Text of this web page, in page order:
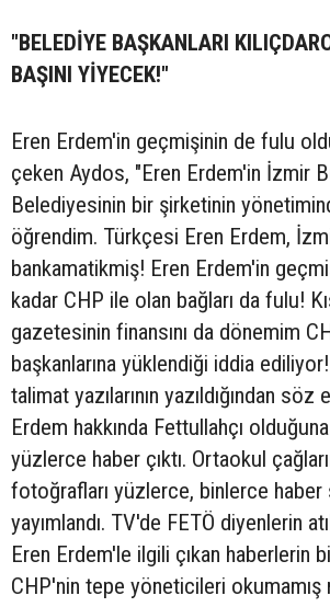
"BELEDİYE BAŞKANLARI
BAŞINI YİYECEK!"
Eren Erdem'in geçmişinin de fulu
çeken Aydos, "Eren Erdem'in İzmir
Belediyesinin bir şirketinin
öğrendim. Türkçesi Eren Erdem,
bankamatikmiş! Eren Erdem'in
kadar CHP ile olan bağları da fulu!
gazetesinin finansını da dönemim
başkanlarına yüklendiği iddia
talimat yazılarının yazıldığından söz
Erdem hakkında Fettullahçı
yüzlerce haber çıktı. Ortaokul
fotoğrafları yüzlerce, binlerce haber
yayımlandı. TV'de FETÖ diyenlerin
Eren Erdem'le ilgili çıkan haberlerin
CHP'nin tepe yöneticileri okumamış